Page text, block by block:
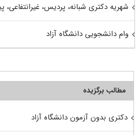
شهریه دکتری شبانه، پردیس، غیرانتفاعی،
وام دانشجویی دانشگاه آزاد
مطالب برگزیده
دکتری بدون آزمون دانشگاه آزاد